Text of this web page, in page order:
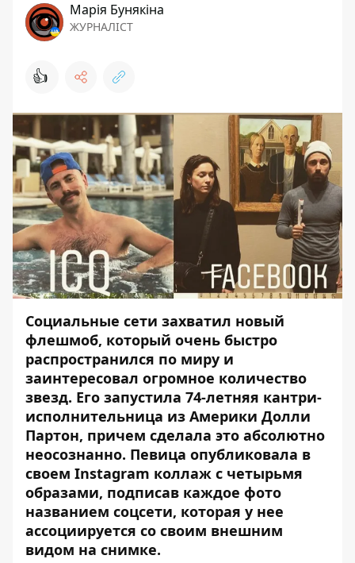
Марія Бунякіна
ЖУРНАЛІСТ
👍
Социальные сети захватил новый
флешмоб, который очень быстро
распространился по миру и
заинтересовал огромное количество
звезд. Его запустила 74-летняя кантри-
исполнительница из Америки Долли
Партон, причем сделала это абсолютно
неосознанно. Певица опубликовала в
своем Instagram коллаж с четырьмя
образами, подписав каждое фото
названием соцсети, которая у нее
ассоциируется со своим внешним
видом на снимке.